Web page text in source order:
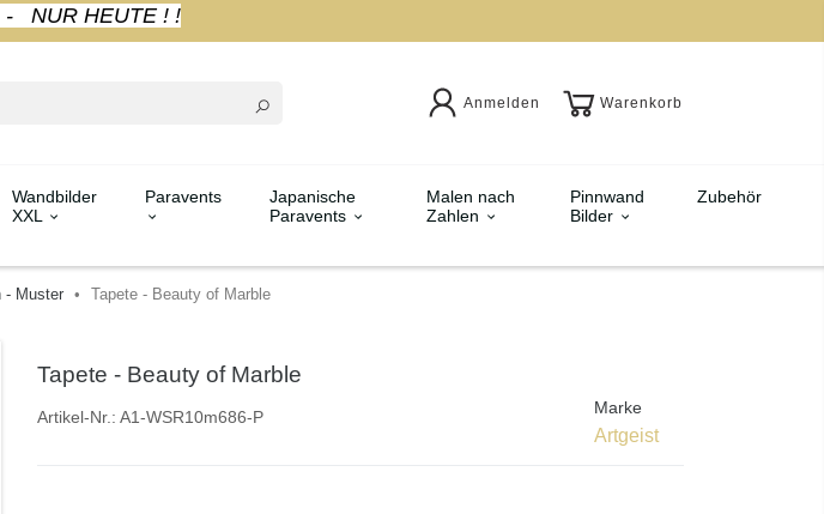
NUR HEUTE ! !
Anmelden Warenkorb
Wandbilder
XXL
Paravents
Japanische
Paravents
Malen nach
Zahlen
Pinnwand
Bilder
Zubehör
- Muster Tapete - Beauty of Marble
Tapete - Beauty of Marble
Artikel-Nr.: A1-WSR10m686-P Marke
Artgeist